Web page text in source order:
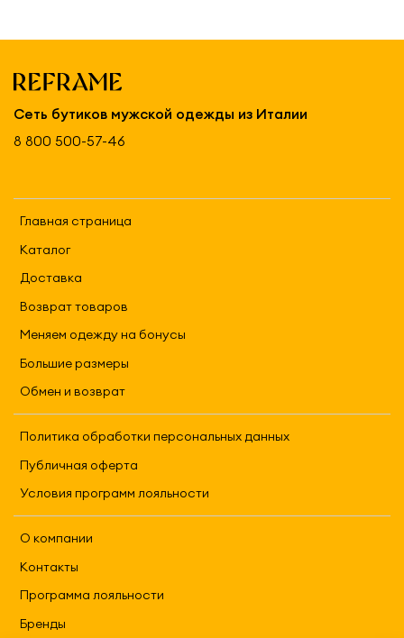
Главная страница
Каталог
Доставка
Возврат товаров
Меняем одежду на бонусы
Большие размеры
Обмен и возврат
Политика обработки персональных данных
Публичная оферта
Условия программ лояльности
О компании
Контакты
Программа лояльности
Бренды
Сеть бутиков мужской одежды из Италии
8 800 500-57-46